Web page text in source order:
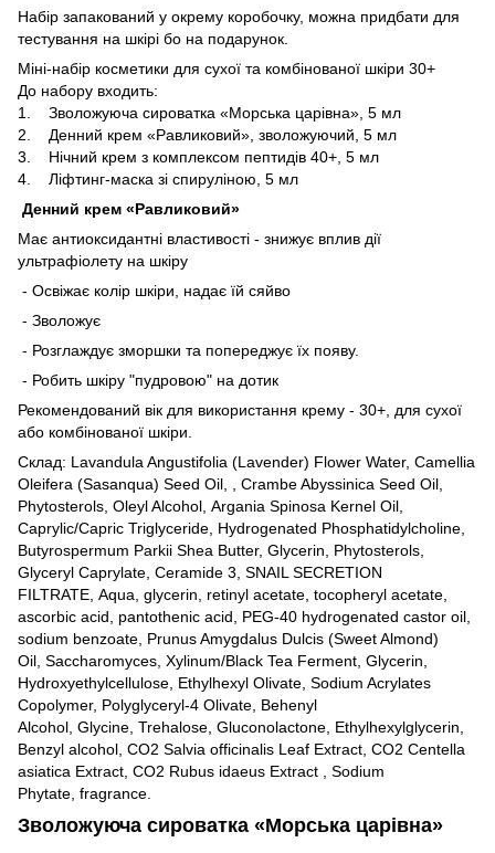
Набір запакований у окрему коробочку, можна придбати для
тестування на шкірі бо на подарунок.
Міні-набір косметики для сухої та комбінованої шкіри 30+
До набору входить:
1. Зволожуюча сироватка «Морська царівна», 5 мл
2. Денний крем «Равликовий», зволожуючий, 5 мл
3. Нічний крем з комплексом пептидів 40+, 5 мл
4. Ліфтинг-маска зі спируліною, 5 мл
Денний крем «Равликовий»
Має антиоксидантні властивості - знижує вплив дії
ультрафіолету на шкіру
- Освіжає колір шкіри, надає їй сяйво
- Зволожує
- Розглаждує зморшки та попереджує їх появу.
- Робить шкіру "пудровою" на дотик
Рекомендований вік для використання крему - 30+, для сухої
або комбінованої шкіри.
Склад: Lavandula Angustifolia (Lavender) Flower Water, Camellia
Oleifera (Sasanqua) Seed Oil, , Crambe Abyssinica Seed Oil,
Phytosterols, Oleyl Alcohol, Argania Spinosa Kernel Oil,
Caprylic/Capric Triglyceride, Hydrogenated Phosphatidylcholine,
Butyrospermum Parkii Shea Butter, Glycerin, Phytosterols,
Glyceryl Caprylate, Ceramide 3, SNAIL SECRETION
FILTRATE, Aqua, glycerin, retinyl acetate, tocopheryl acetate,
ascorbic acid, pantothenic acid, PEG-40 hydrogenated castor oil,
sodium benzoate, Prunus Amygdalus Dulcis (Sweet Almond)
Oil, Saccharomyces, Xylinum/Black Tea Ferment, Glycerin,
Hydroxyethylcellulose, Ethylhexyl Olivate, Sodium Acrylates
Copolymer, Polyglyceryl-4 Olivate, Behenyl
Alcohol, Glycine, Trehalose, Gluconolactone, Ethylhexylglycerin,
Benzyl alcohol, CO2 Salvia officinalis Leaf Extract, CO2 Centella
asiatica Extract, CO2 Rubus idaeus Extract , Sodium
Phytate, fragrance.
Зволожуюча сироватка «Морська царівна»